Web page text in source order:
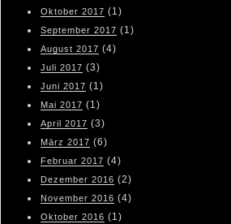
Oktober 2017 (1)
September 2017 (1)
August 2017 (4)
Juli 2017 (3)
Juni 2017 (1)
Mai 2017 (1)
April 2017 (3)
März 2017 (6)
Februar 2017 (4)
Dezember 2016 (2)
November 2016 (4)
Oktober 2016 (1)